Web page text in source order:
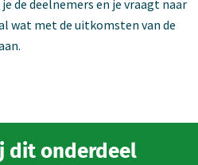
de deelnemers en je vraagt naar
wat met de uitkomsten van de
dit onderdeel